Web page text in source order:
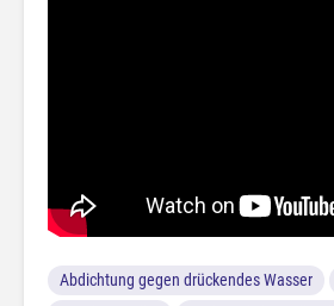
Abdichtung gegen drückendes Wasser